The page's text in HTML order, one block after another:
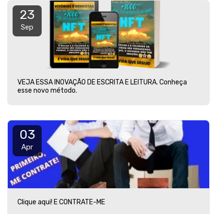
23
Sep
VEJA ESSA INOVAÇÃO DE ESCRITA E LEITURA. Conheça
esse novo método.
03
Apr
Clique aqui! E CONTRATE-ME